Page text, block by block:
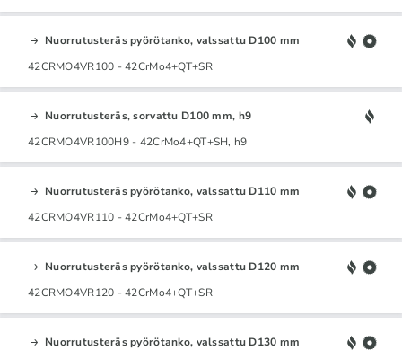
Nuorrutusteräs pyörötanko, valssattu D100 mm
42CRMO4VR100 - 42CrMo4+QT+SR
Nuorrutusteräs, sorvattu D100 mm, h9
42CRMO4VR100H9 - 42CrMo4+QT+SH, h9
Nuorrutusteräs pyörötanko, valssattu D110 mm
42CRMO4VR110 - 42CrMo4+QT+SR
Nuorrutusteräs pyörötanko, valssattu D120 mm
42CRMO4VR120 - 42CrMo4+QT+SR
Nuorrutusteräs pyörötanko, valssattu D130 mm